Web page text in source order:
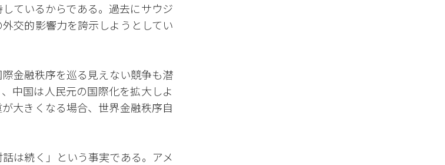
ているからである。過去にサウジ
交的影響力を誇示しようとしてい
金融秩序を巡る見えない競争も潜
中国は人民元の国際化を拡大しよ
大きくなる場合、世界金融秩序自
は続く」という事実である。アメ